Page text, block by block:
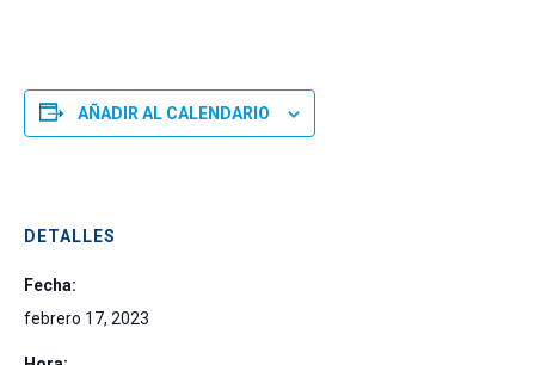
AÑADIR AL CALENDARIO
DETALLES
Fecha:
febrero 17, 2023